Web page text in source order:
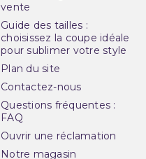
vente
Guide des tailles :
choisissez la coupe idéale
pour sublimer votre style
Plan du site
Contactez-nous
Questions fréquentes :
FAQ
Ouvrir une réclamation
Notre magasin